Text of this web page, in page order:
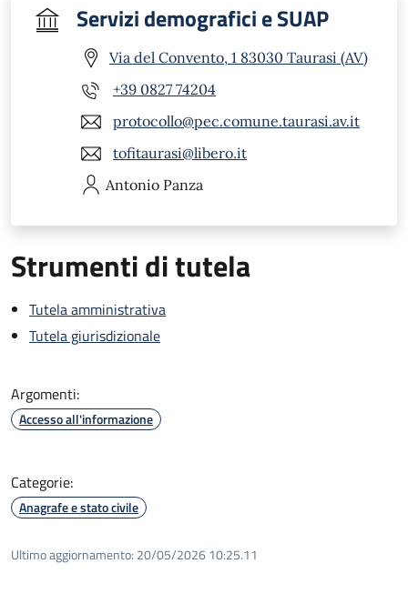
Servizi demografici e SUAP
Via del Convento, 1 83030 Taurasi (AV)
+39 0827 74204
protocollo@pec.comune.taurasi.av.it
tofitaurasi@libero.it
Antonio Panza
Strumenti di tutela
Tutela amministrativa
Tutela giurisdizionale
Argomenti:
Accesso all'informazione
Categorie:
Anagrafe e stato civile
Ultimo aggiornamento: 20/05/2026 10:25.11